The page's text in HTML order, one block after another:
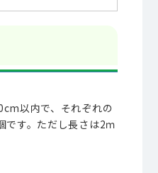
以内で、それぞれの
す。ただし長さは2ｍ